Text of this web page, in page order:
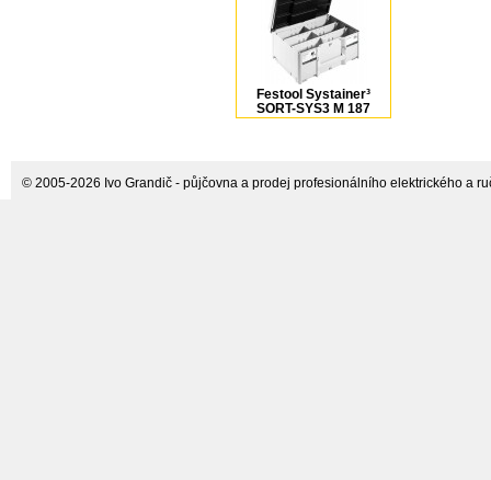
Festool Systainer³
SORT-SYS3 M 187
DOMINO kufr pro
© 2005-2026 Ivo Grandič - půjčovna a prodej profesionálního elektrického a